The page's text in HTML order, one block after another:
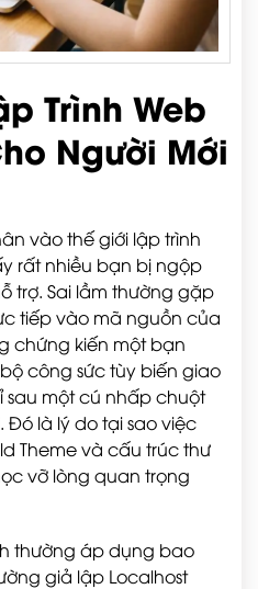
Trình Web
Người Mới
vào thế giới lập trình
rất nhiều bạn bị ngộp
trợ. Sai lầm thường gặp
tiếp vào mã nguồn của
chứng kiến một bạn
công sức tùy biến giao
một cú nhấp chuột
là lý do tại sao việc
Theme và cấu trúc thư
vỡ lòng quan trọng
thường áp dụng bao
giả lập Localhost